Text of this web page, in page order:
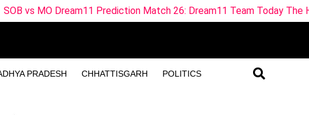
PRADESH CHHATTISGARH POLITICS
Prediction Match 26: Dream11 Team Today The Hundred 2026